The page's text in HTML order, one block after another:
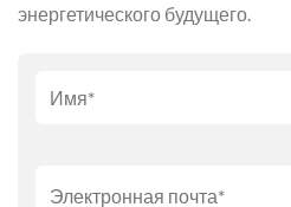
энергетического будущего.